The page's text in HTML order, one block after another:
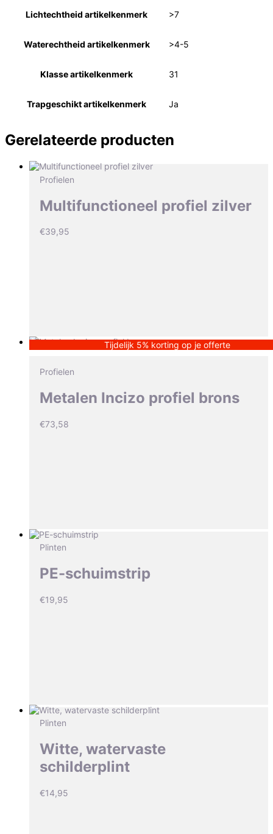
Lichtechtheid artikelkenmerk >7
Waterechtheid artikelkenmerk >4-5
Klasse artikelkenmerk 31
Trapgeschikt artikelkenmerk Ja
Gerelateerde producten
Profielen
Multifunctioneel profiel zilver
€39,95
Tijdelijk 5% korting op je offerte
Profielen
Metalen Incizo profiel brons
€73,58
Plinten
PE-schuimstrip
€19,95
Plinten
Witte, watervaste
schilderplint
€14,95